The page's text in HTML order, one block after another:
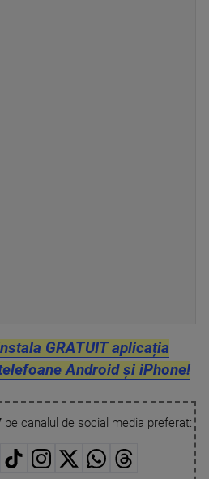
GRATUIT aplicația
Android și iPhone!
pe canalul de social media preferat: